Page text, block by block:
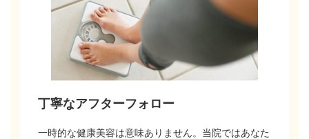
丁寧なアフターフォロー
一時的な健康美容は意味ありません。当院ではあなた